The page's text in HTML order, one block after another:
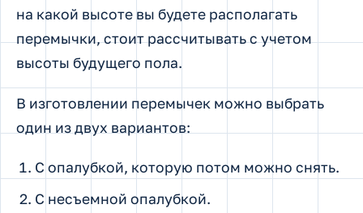
на какой высоте вы будете располагать
перемычки, стоит рассчитывать с учетом
высоты будущего пола.
В изготовлении перемычек можно выбрать
один из двух вариантов:
С опалубкой, которую потом можно снять.
С несъемной опалубкой.